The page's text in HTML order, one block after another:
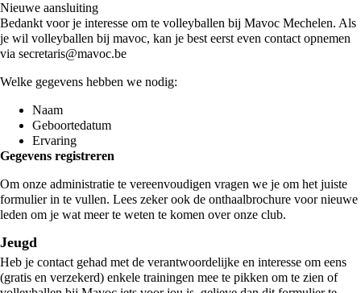
Nieuwe aansluiting
Bedankt voor je interesse om te volleyballen bij Mavoc Mechelen. Als
je wil volleyballen bij mavoc, kan je best eerst even contact opnemen
via secretaris@mavoc.be
Welke gegevens hebben we nodig:
Naam
Geboortedatum
Ervaring
Gegevens registreren
Om onze administratie te vereenvoudigen vragen we je om het juiste
formulier in te vullen. Lees zeker ook de onthaalbrochure voor nieuwe
leden om je wat meer te weten te komen over onze club.
Jeugd
Heb je contact gehad met de verantwoordelijke en interesse om eens
(gratis en verzekerd) enkele trainingen mee te pikken om te zien of